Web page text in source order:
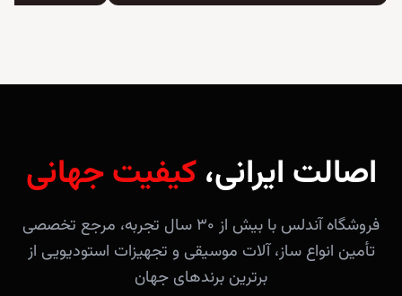
اصالت ایرانی،کیفیت جهانی
فروشگاه آندلس با بیش از ۳۰ سال تجربه، مرجع تخصصی
تأمین انواع ساز، آلات موسیقی و تجهیزات استودیویی از
برترین برندهای جهان